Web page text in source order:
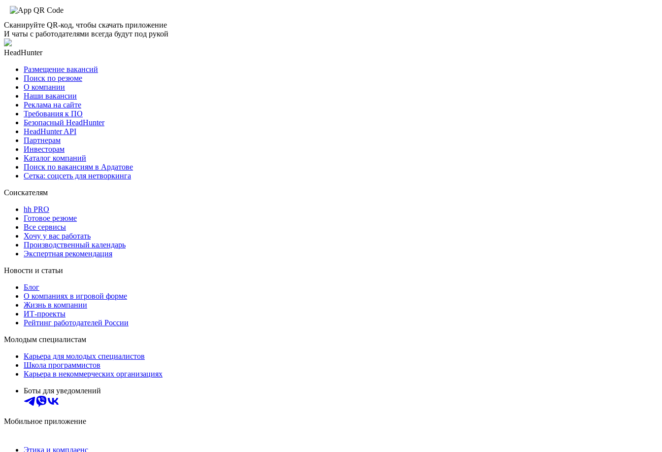
Сканируйте QR-код, чтобы скачать приложение
И чаты с работодателями всегда будут под рукой
HeadHunter
Размещение вакансий
Поиск по резюме
О компании
Наши вакансии
Реклама на сайте
Требования к ПО
Безопасный HeadHunter
HeadHunter API
Партнерам
Инвесторам
Каталог компаний
Поиск по вакансиям в Ардатове
Сетка: соцсеть для нетворкинга
Соискателям
hh PRO
Готовое резюме
Все сервисы
Хочу у вас работать
Производственный календарь
Экспертная рекомендация
Новости и статьи
Блог
О компаниях в игровой форме
Жизнь в компании
ИТ-проекты
Рейтинг работодателей России
Молодым специалистам
Карьера для молодых специалистов
Школа программистов
Карьера в некоммерческих организациях
Боты для уведомлений
Мобильное приложение
Этика и комплаенс